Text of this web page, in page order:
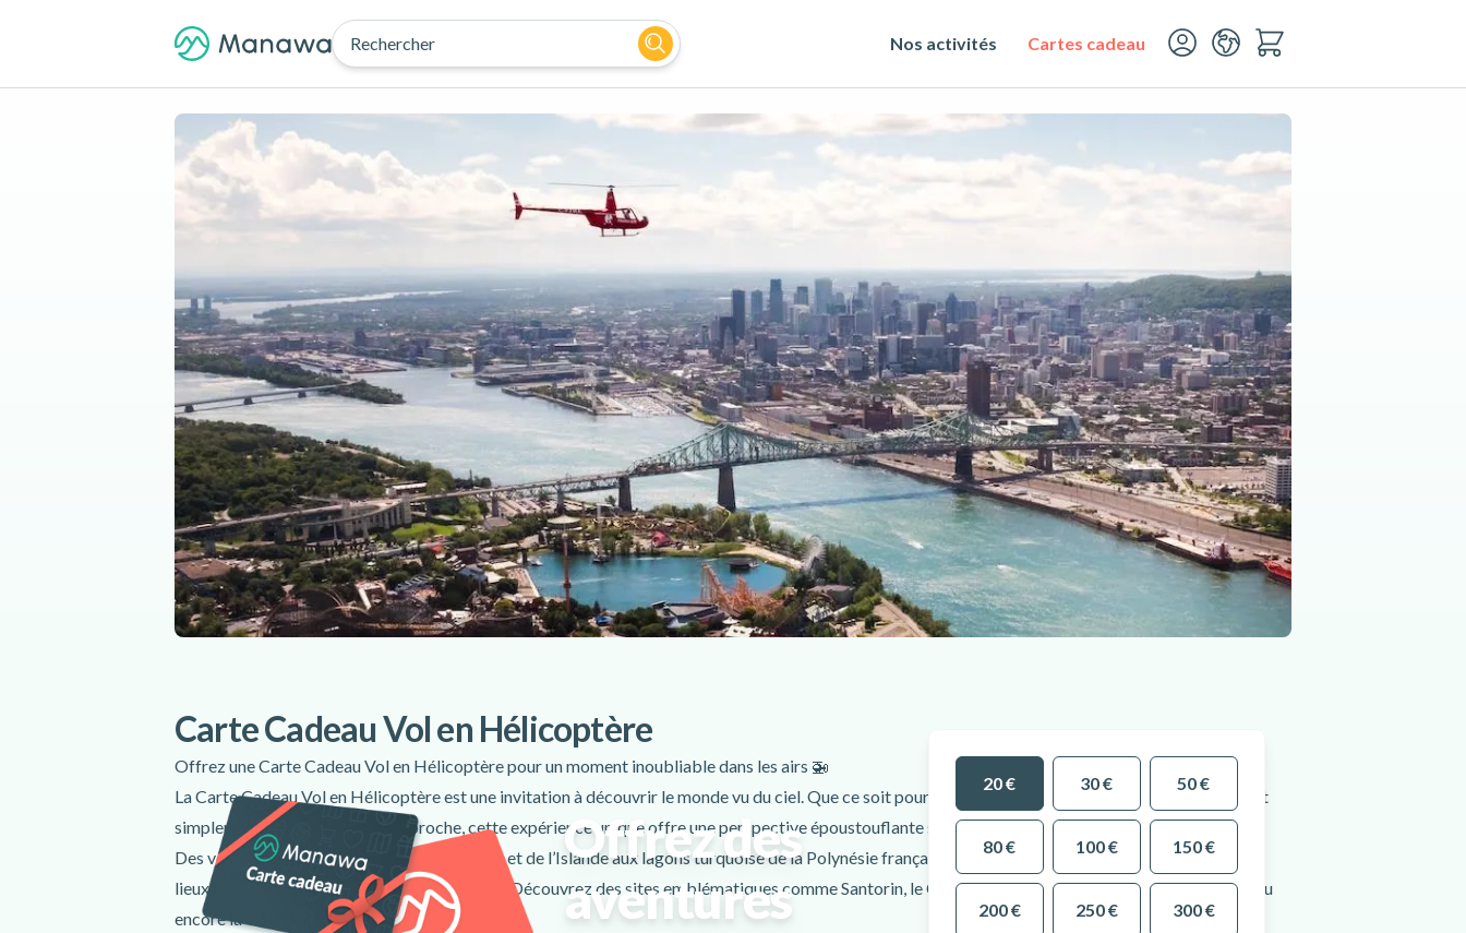
Rechercher Nos activités Cartes cadeau
Offrez des
aventures
20 € 30 € 50 €
80 € 100 € 150 €
200 € 250 € 300 €
Carte Cadeau Vol en Hélicoptère
Offrez une Carte Cadeau Vol en Hélicoptère pour un moment inoubliable dans les airs 🚁
La Carte Cadeau Vol en Hélicoptère est une invitation à découvrir le monde vu du ciel. Que ce soit pour un anniversaire, un moment à célébrer ou tout
simplement pour surprendre un proche, cette expérience unique offre une perspective époustouflante sur des paysages emblématiques.
Des volcans majestueux de l’île de la Réunion et de l’Islande aux lagons turquoise de la Polynésie française, cette carte permet de survoler plus de 30
lieux à couper le souffle dans le monde entier. Découvrez des sites emblématiques comme Santorin, le Cap, les chutes du Niagara, les Alpes suisses ou
encore la Côte d’Azur.